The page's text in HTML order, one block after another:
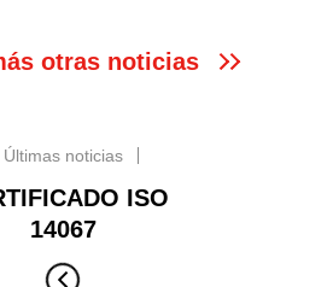
otras noticias
Últimas noticias
ISO
14067